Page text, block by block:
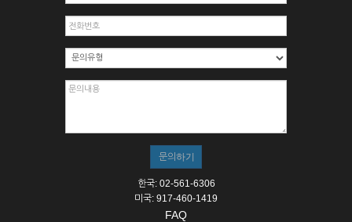
한국: 02-561-6306
미국: 917-460-1419
FAQ